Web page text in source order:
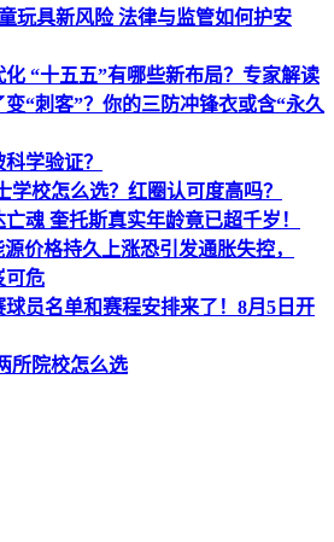
玩具新风险 法律与监管如何护安
“十五五”有哪些新布局？专家解读
“刺客”？你的三防冲锋衣或含“永久
学验证？
校怎么选？红圈认可度高吗？
魂 奎托斯真实年龄竟已超千岁！
价格持久上涨恐引发通胀失控，
可危
球员名单和赛程安排来了！8月5日开
所院校怎么选